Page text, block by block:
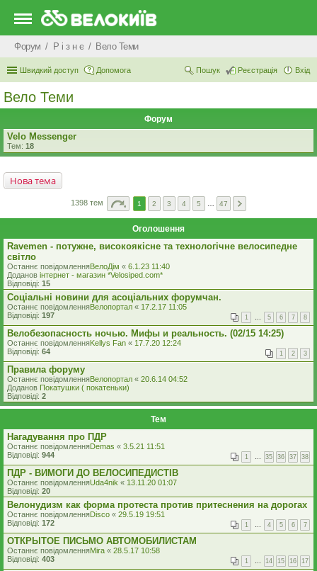
Форум Р i з н е Вело Теми
Швидкий доступ Допомога Вхід
Реєстрація
Пошук
Вело Теми
Форум
Velo Messenger
Тем: 18
Нова тема
1398 тем 1 2 3 4 5 47
Оголошення
Ravemen - потужне, високоякісне та технологічне велосипедне
світло
Останнє повідомленняВелоДім « 6.1.23 11:40
Доданов iнтернет - магазин *Velosiped.com*
Відповіді: 15
Соціальні новини для асоціальних форумчан.
Останнє повідомленняВелопортал « 17.2.17 11:05
Відповіді: 197 1 … 5 6 7 8
Велобезопасность ночью. Мифы и реальность. (02/15 14:25)
Останнє повідомленняKellys Fan « 17.7.20 12:24
Відповіді: 64 1 2 3
Правила форуму
Останнє повідомленняВелопортал « 20.6.14 04:52
Доданов Покатушки ( покатеньки)
Відповіді: 2
Тем
Нагадування про ПДР
Останнє повідомленняDemas « 3.5.21 11:51
Відповіді: 944 1 … 35 36 37 38
ПДР - ВИМОГИ ДО ВЕЛОСИПЕДИСТІВ
Останнє повідомленняUda4nik « 13.11.20 01:07
Відповіді: 20
Велонудизм как форма протеста против притеснения на дорогах
Останнє повідомленняDisco « 29.5.19 19:51
Відповіді: 172 1 … 4 5 6 7
ОТКРЫТОЕ ПИСЬМО АВТОМОБИЛИСТАМ
Останнє повідомленняMira « 28.5.17 10:58
Відповіді: 403 1 … 14 15 16 17